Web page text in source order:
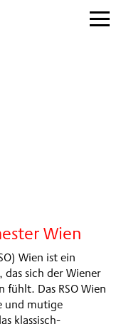
zur
Wien
Wien ist ein
sich der Wiener
fühlt. Das RSO Wien
und mutige
klassisch-